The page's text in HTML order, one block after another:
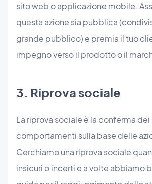
sito web o applicazione mobile.
questa azione sia pubblica
grande pubblico) e premia il tuo
impegno verso il prodotto o il
3. Riprova sociale
La riprova sociale è la conferma dei
comportamenti sulla base delle
Cerchiamo una riprova sociale
insicuri o incerti e a volte abbiamo